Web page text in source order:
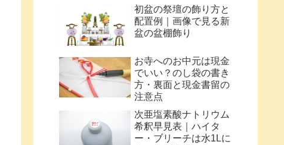
初盆の祭壇の飾り方と
配置例｜画像で見る新
盆の盆棚飾り
お寺へのお中元は現金
でいい？のし袋の書き
方・裏面と現金書留の
注意点
次亜塩素酸ナトリウム
希釈早見表｜ハイタ
ー・ブリーチは水1Lに